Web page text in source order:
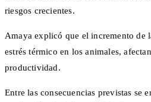
riesgos crecientes.
Amaya explicó que el incremento de
estrés térmico en los animales,
productividad.
Entre las consecuencias previstas se